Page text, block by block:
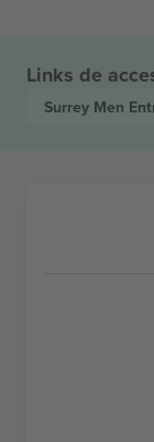
Links de
Surrey Men